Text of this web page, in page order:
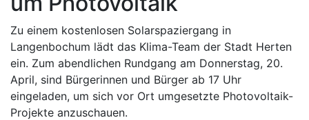
Zu einem kostenlosen Solarspaziergang in
Langenbochum lädt das Klima-Team der Stadt Herten
ein. Zum abendlichen Rundgang am Donnerstag, 20.
April, sind Bürgerinnen und Bürger ab 17 Uhr
eingeladen, um sich vor Ort umgesetzte Photovoltaik-
Projekte anzuschauen.